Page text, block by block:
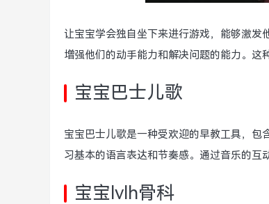
让宝宝学会独自坐下来进行游戏，能够激发
增强他们的动手能力和解决问题的能力。这
宝宝巴士儿歌
宝宝巴士儿歌是一种受欢迎的早教工具，包
习基本的语言表达和节奏感。通过音乐的互
宝宝lvlh骨科